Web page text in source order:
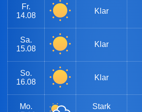
Fr.
14.08
Klar
Sa.
15.08
Klar
So.
16.08
Klar
Mo.
Stark